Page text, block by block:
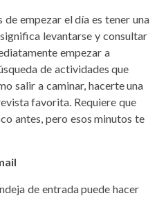
de empezar el día es tener una
levantarse y consultar
empezar a
de actividades que
salir a caminar, hacerte una
favorita. Requiere que
antes, pero esos minutos te
de entrada puede hacer